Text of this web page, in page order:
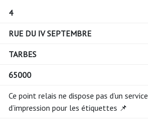
4
RUE DU IV SEPTEMBRE
TARBES
65000
Ce point relais ne dispose pas d’un service
d’impression pour les étiquettes 📌